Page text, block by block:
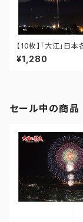
【10枚】「大江」日
¥1,280
セール中の商品